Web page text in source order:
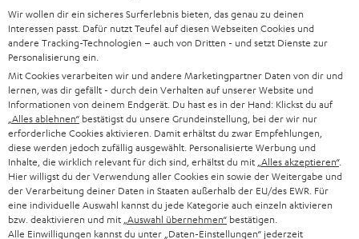
„… überzeugt mit breitem und ausgewogenem Klang für
die Preisklasse…“
www.gameswelt.de
04.12.2022
Mehr...
Wir wollen dir ein sicheres Surferlebnis bieten, das genau zu deinen
Interessen passt. Dafür nutzt Teufel auf diesen Webseiten Cookies und
andere Tracking-Technologien – auch von Dritten - und setzt Dienste zur
Personalisierung ein.
Mit Cookies verarbeiten wir und andere Marketingpartner Daten von dir und
lernen, was dir gefällt - durch dein Verhalten auf unserer Website und
Informationen von deinem Endgerät. Du hast es in der Hand: Klickst du auf
„Alles ablehnen“ bestätigst du unsere Grundeinstellung, bei der wir nur
erforderliche Cookies aktivieren. Damit erhältst du zwar Empfehlungen,
diese werden jedoch zufällig ausgewählt. Personalisierte Werbung und
Inhalte, die wirklich relevant für dich sind, erhältst du mit „Alles akzeptieren“.
Hier willigst du der Verwendung aller Cookies ein sowie der Weitergabe und
der Verarbeitung deiner Daten in Staaten außerhalb der EU/des EWR. Für
eine individuelle Auswahl kannst du jede Kategorie auch einzeln aktivieren
bzw. deaktivieren und mit „Auswahl übernehmen“ bestätigen.
Alle Einwilligungen kannst du unter „Daten-Einstellungen“ jederzeit